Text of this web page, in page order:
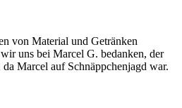
von Material und Getränken
uns bei Marcel G. bedanken, der
Marcel auf Schnäppchenjagd war.